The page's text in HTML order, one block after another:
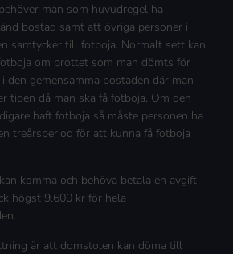
man som huvudregel ha
bostad samt att övriga personer i
samtycker till fotboja. Normalt sett kan
om brottet som man dömts för
den gemensamma bostaden där man
tiden då man ska få fotboja. Om den
haft fotboja så måste personen ha
treårsperiod för att kunna få fotboja
komma och behöva betala en avgift
högst 9.600 kr för hela
är att domstolen kan döma till